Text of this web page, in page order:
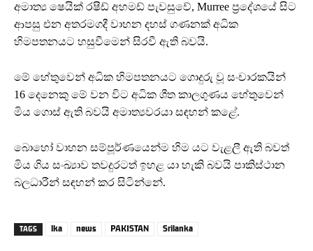
අමාත්‍ය ෂෙයික් රෂීඩ් අහමඩ් පැවසුවේ, Murree ප්‍රදේශයේ සිට
ආපසු එන අතරමගදී වාහන දහස් ගණනක් අධික
හිමපතනයට හසුවීමෙන් සිරවී ඇති බවයි.
මේ හේතුවෙන් අධික හිමපතනයට ගොදුරු වූ සංචාරකයින්
16 දෙනෙකු මේ වන විට අධික ශීත කාලගුණය හේතුවෙන්
මිය ගොස් ඇති බවයි අමාත්‍යවරයා සඳහන් කළේ.
බොහෝ වාහන සම්පූර්ණයෙන්ම හිම යට වැළලී ඇති බවත්
මිය ගිය සංඛ්‍යාව තවදුරටත් ඉහළ යා හැකි බවයි පාකිස්ථාන
බලධාරීන් සඳහන් කර සිටින්නේ.
TAGS lka news PAKISTAN Srilanka